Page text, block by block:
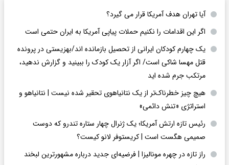
آیا تهران هدف آمریکا قرار می گیرد؟
اگر این اقدامات را نکنیم حملات پیاپی آمریکا به ایران حتمی است
یک چهارم کودکان ایرانی از تحصیل بازمانده اند/بهزیستی در پرونده
قتل مهسا شاکی است/ اگر آزار یک کودک را ببینید و گزارش ندهید،
مرتکب جرم شده اید
هیچ چیز خطرناک‌تر از یک نتانیاهوی تحقیر شده نیست | نتانیاهو و
استراتژی «تنش دائمی»
رئیس تازه ارتش آمریکا؛ یک ژنرال چهار ستاره تندرو که دوست
صمیمی هگست است | کریستوفر لانو کیست؟
راز تازه در چهره مونالیزا | فرضیه‌ای جدید درباره مشهورترین لبخند